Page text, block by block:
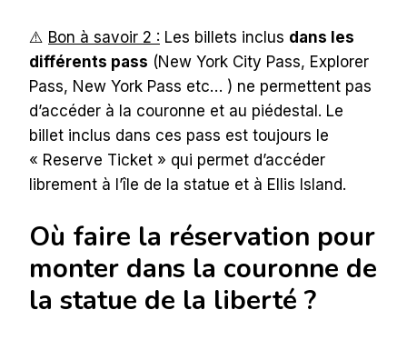
⚠️ Bon à savoir 2 : Les billets inclus dans les
différents pass (New York City Pass, Explorer
Pass, New York Pass etc… ) ne permettent pas
d’accéder à la couronne et au piédestal. Le
billet inclus dans ces pass est toujours le
« Reserve Ticket » qui permet d’accéder
librement à l’île de la statue et à Ellis Island.
Où faire la réservation pour
monter dans la couronne de
la statue de la liberté ?